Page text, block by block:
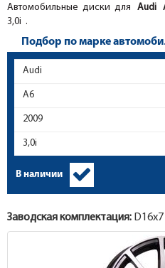
Автомобильные диски для
Audi
3,0i .
Подбор по марке
В наличии
Заводская комплектация: D16x7